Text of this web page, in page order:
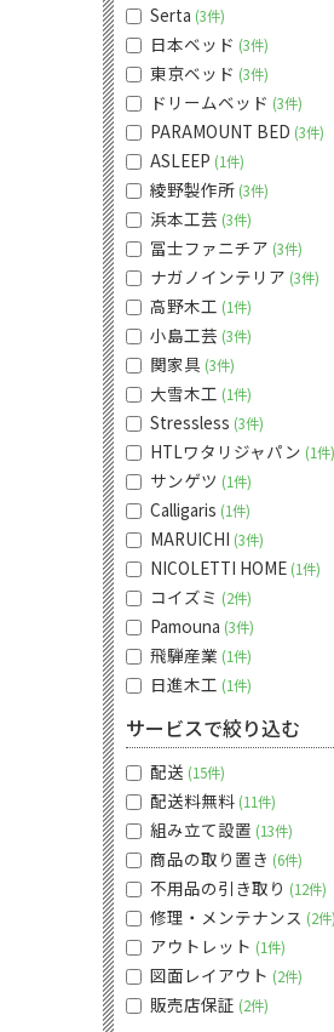
Serta 3件
日本ベッド 3件
東京ベッド 3件
ドリームベッド 3件
PARAMOUNT BED 3件
ASLEEP 1件
綾野製作所 3件
浜本工芸 3件
冨士ファニチア 3件
ナガノインテリア 3件
高野木工 1件
小島工芸 3件
関家具 3件
大雪木工 1件
Stressless 3件
HTLワタリジャパン 1件
サンゲツ 1件
Calligaris 1件
MARUICHI 3件
NICOLETTI HOME 1件
コイズミ 2件
Pamouna 3件
飛騨産業 1件
日進木工 1件
サービスで絞り込む
配送 15件
配送料無料 11件
組み立て設置 13件
商品の取り置き 6件
不用品の引き取り 12件
修理・メンテナンス 2件
アウトレット 1件
図面レイアウト 2件
販売店保証 2件